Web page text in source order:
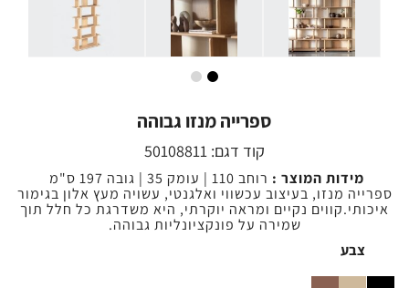
ספרייה מנזו גבוהה
קוד דגם: 50108811
מידות המוצר : רוחב 110 | עומק 35 | גובה 197 ס"מ
ספרייה מנזו, בעיצוב עכשווי ואלגנטי, עשויה מעץ אלון בגימור
איכותי.קווים נקיים ומראה יוקרתי, היא משדרגת כל חלל תוך
שמירה על פונקציונליות גבוהה.
צבע